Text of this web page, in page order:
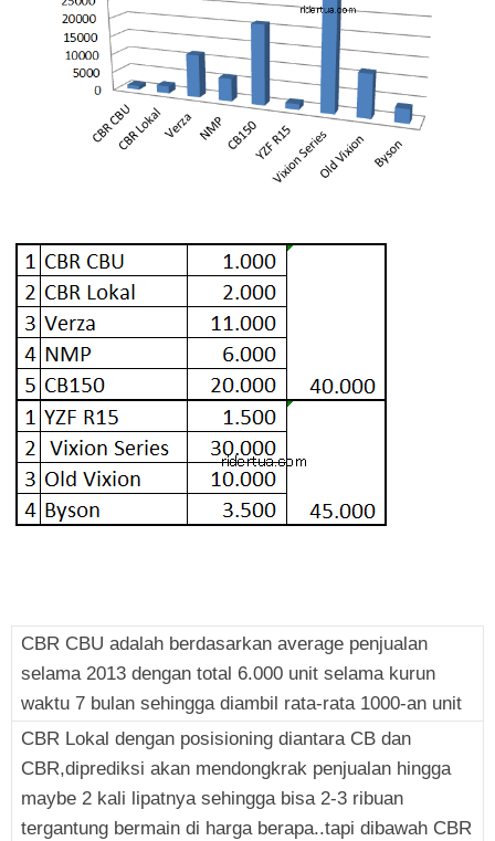
CBR CBU adalah berdasarkan average penjualan
selama 2013 dengan total 6.000 unit selama kurun
waktu 7 bulan sehingga diambil rata-rata 1000-an unit
CBR Lokal dengan posisioning diantara CB dan
CBR,diprediksi akan mendongkrak penjualan hingga
maybe 2 kali lipatnya sehingga bisa 2-3 ribuan
tergantung bermain di harga berapa..tapi dibawah CBR